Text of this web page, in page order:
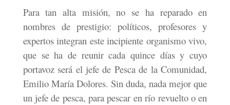
Para tan alta misión, no se ha reparado en
nombres de prestigio: políticos, profesores y
expertos integran este incipiente organismo vivo,
que se ha de reunir cada quince días y cuyo
portavoz será el jefe de Pesca de la Comunidad,
Emilio María Dolores. Sin duda, nada mejor que
un jefe de pesca, para pescar en río revuelto o en